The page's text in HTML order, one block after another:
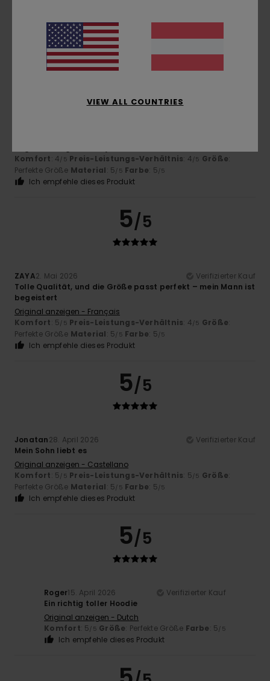
Ich empfehle dieses Produkt
5 /5
Komfort: 4/5 Preis-Leistungs-Verhältnis: 4/5 Größe:
Perfekte Größe Material: 5/5 Farbe: 5/5
Ich empfehle dieses Produkt
5/5
ZAYA2. Mai 2026
Verifizierter Kauf
Tolle Qualität, und die Größe passt perfekt – mein Mann ist
begeistert
Original anzeigen - Français
Komfort: 5/5 Preis-Leistungs-Verhältnis: 4/5 Größe:
Perfekte Größe Material: 5/5 Farbe: 5/5
Ich empfehle dieses Produkt
5/5
Jonatan28. April 2026
Verifizierter Kauf
Mein Sohn liebt es
Original anzeigen - Castellano
Komfort: 5/5 Preis-Leistungs-Verhältnis: 5/5 Größe:
Perfekte Größe Material: 5/5 Farbe: 5/5
Ich empfehle dieses Produkt
5/5
Roger15. April 2026
Verifizierter Kauf
Ein richtig toller Hoodie
Original anzeigen - Dutch
Komfort: 5/5 Größe: Perfekte Größe Farbe: 5/5
Ich empfehle dieses Produkt
VIEW ALL COUNTRIES